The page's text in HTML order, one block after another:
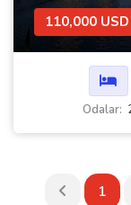
110,000 USD
Odalar:
1